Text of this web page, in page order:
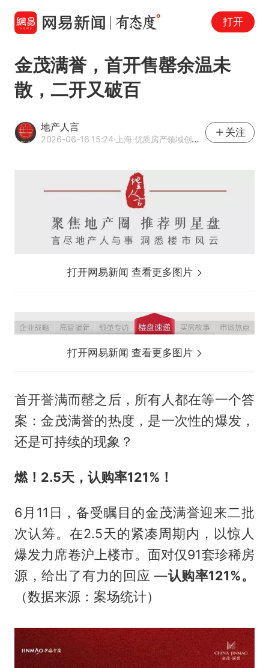
打开
金茂满誉，首开售罄余温未
散，二开又破百
地产人言
2026-06-16 15:24·上海·优质房产领域创作者
关注
打开网易新闻 查看更多图片
打开网易新闻 查看更多图片
首开誉满而罄之后，所有人都在等一个答
案：金茂满誉的热度，是一次性的爆发，
还是可持续的现象？
燃！ 2.5天， 认购率121% ！
6月11日，备受瞩目的金茂满誉迎来二批
次认筹。在2.5天的紧凑周期内，以惊人
爆发力席卷沪上楼市。面对仅91套珍稀房
源，给出了有力的回应 —认购率121%。
（数据来源：案场统计）